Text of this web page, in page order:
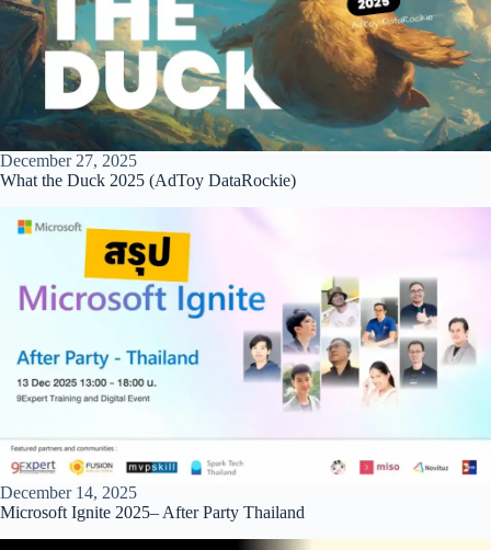
December 27, 2025
What the Duck 2025 (AdToy DataRockie)
December 14, 2025
Microsoft Ignite 2025– After Party Thailand